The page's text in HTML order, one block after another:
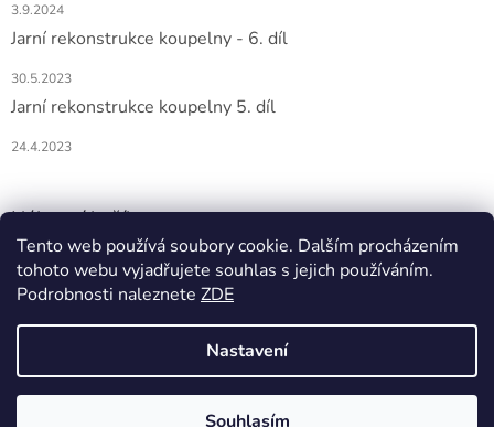
Tento web používá soubory cookie. Dalším procházením
tohoto webu vyjadřujete souhlas s jejich používáním.
Podrobnosti naleznete ZDE
Nastavení
Souhlasím
3.9.2024
Jarní rekonstrukce koupelny - 6. díl
30.5.2023
Jarní rekonstrukce koupelny 5. díl
24.4.2023
Nákupní košík
0KS /0 KČ
Vytvořil Shoptet
DOMIO. Všechna práva vyhrazena.